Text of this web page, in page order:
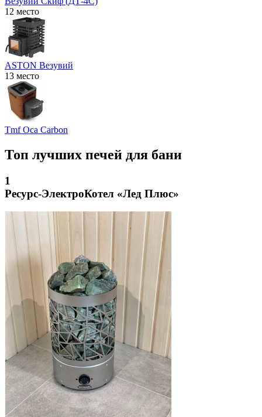
12 место
ASTON Везувий
13 место
Tmf Оса Carbon
Топ лучших печей для бани
1
Ресурс-ЭлектроКотел «Лед Плюс»